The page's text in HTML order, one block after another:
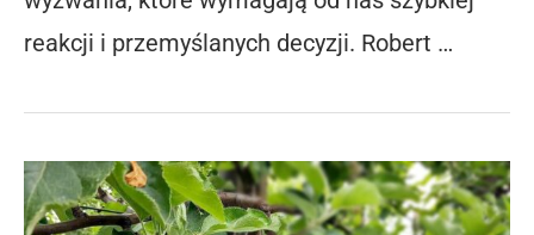
reakcji i przemyślanych decyzji. Robert …